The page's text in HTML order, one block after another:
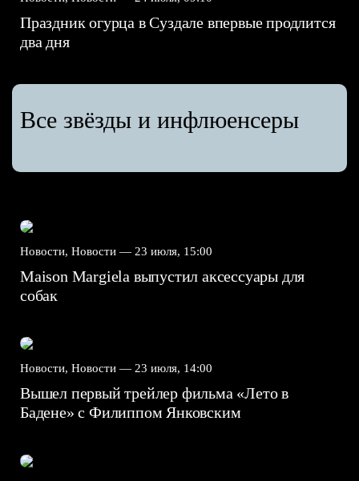
Праздник огурца в Суздале впервые продлится
два дня
Все звёзды и инфлюенсеры
Новости, Новости — 23 июля, 15:00
Maison Margiela выпустил аксессуары для
собак
Новости, Новости — 23 июля, 14:00
Вышел первый трейлер фильма «Лето в
Бадене» с Филиппом Янковским